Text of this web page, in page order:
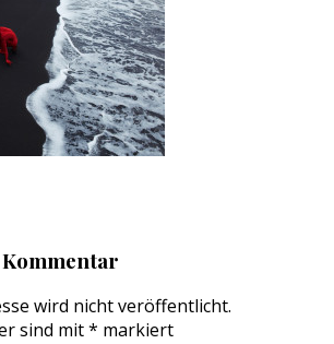
wird nicht veröffentlicht.
sind mit* markiert